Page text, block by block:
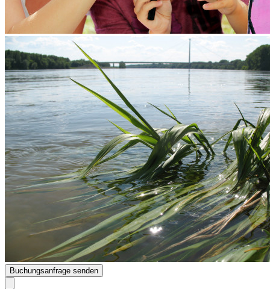
Buchungsanfrage senden